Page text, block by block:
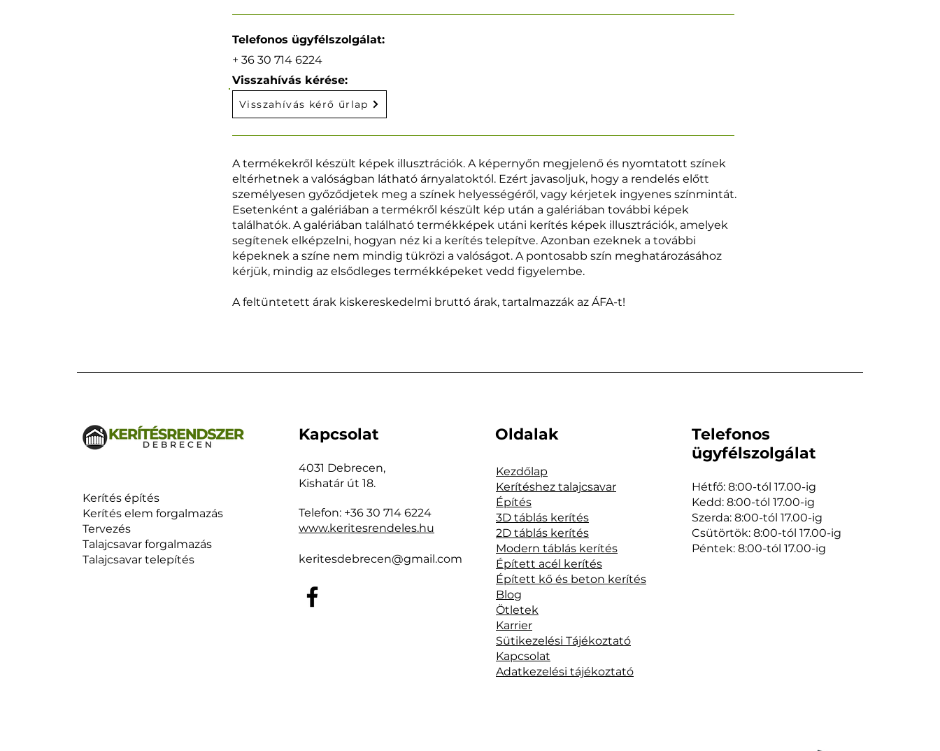
Telefonos ügyfélszolgálat:
+ 36 30 714 6224
Visszahívás kérése:
Visszahívás kérő űrlap
A termékekről készült képek illusztrációk. A képernyőn megjelenő és nyomtatott színek
eltérhetnek a valóságban látható árnyalatoktól. Ezért javasoljuk, hogy a rendelés előtt
személyesen győződjetek meg a színek helyességéről, vagy kérjetek ingyenes színmintát.
Esetenként a galériában a termékről készült kép után a galériában további képek
találhatók. A galériában található termékképek utáni kerítés képek illusztrációk, amelyek
segítenek elképzelni, hogyan néz ki a kerítés telepítve. Azonban ezeknek a további
képeknek a színe nem mindig tükrözi a valóságot. A pontosabb szín meghatározásához
kérjük, mindig az elsődleges termékképeket vedd figyelembe.
A feltüntetett árak kiskereskedelmi bruttó árak, tartalmazzák az ÁFA-t!
Kerítés építés
Kerítés elem forgalmazás
Tervezés
Talajcsavar forgalmazás
Talajcsavar telepítés
Kapcsolat
4031 Debrecen,
Kishatár út 18.
Telefon: +36 30 714 6224
www.keritesrendeles.hu
keritesdebrecen@gmail.com
Oldalak
Kezdőlap
Kerítéshez talajcsavar
Építés
3D táblás kerítés
2D táblás kerítés
Modern táblás kerítés
Épített acél kerítés
Épített kő és beton kerítés
Blog
Ötletek
Karrier
Sütikezelési Tájékoztató
Kapcsolat
Adatkezelési tájékoztató
Telefonos
ügyfélszolgálat
Hétfő: 8:00-tól 17.00-ig
Kedd: 8:00-tól 17.00-ig
Szerda: 8:00-tól 17.00-ig
Csütörtök: 8:00-tól 17.00-ig
Péntek: 8:00-tól 17.00-ig